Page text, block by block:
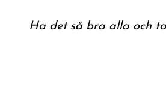
Ha det så bra alla och